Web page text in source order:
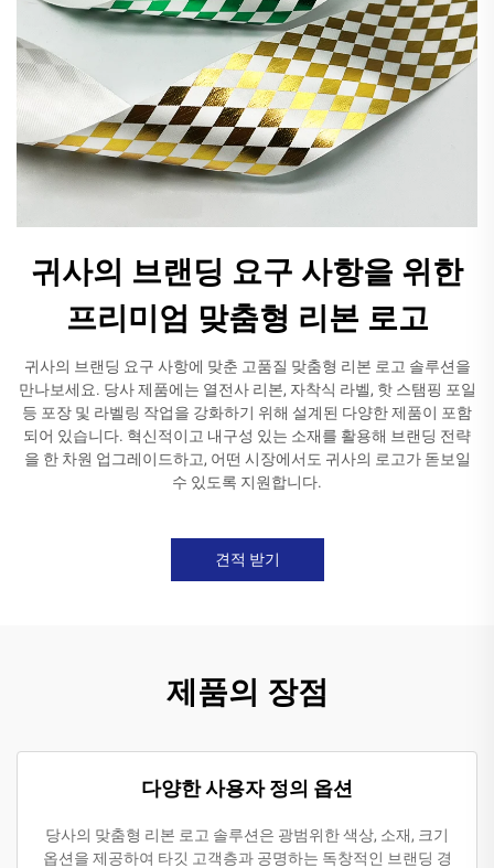
귀사의 브랜딩 요구 사항을 위한
프리미엄 맞춤형 리본 로고
귀사의 브랜딩 요구 사항에 맞춘 고품질 맞춤형 리본 로고 솔루션을
만나보세요. 당사 제품에는 열전사 리본, 자착식 라벨, 핫 스탬핑 포일
등 포장 및 라벨링 작업을 강화하기 위해 설계된 다양한 제품이 포함
되어 있습니다. 혁신적이고 내구성 있는 소재를 활용해 브랜딩 전략
을 한 차원 업그레이드하고, 어떤 시장에서도 귀사의 로고가 돋보일
수 있도록 지원합니다.
견적 받기
제품의 장점
다양한 사용자 정의 옵션
당사의 맞춤형 리본 로고 솔루션은 광범위한 색상, 소재, 크기
옵션을 제공하여 타깃 고객층과 공명하는 독창적인 브랜딩 경